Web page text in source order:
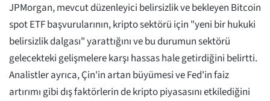
JPMorgan, mevcut düzenleyici belirsizlik ve bekleyen Bitcoin
spot ETF başvurularının, kripto sektörü için "yeni bir hukuki
belirsizlik dalgası" yarattığını ve bu durumun sektörü
gelecekteki gelişmelere karşı hassas hale getirdiğini belirtti.
Analistler ayrıca, Çin'in artan büyümesi ve Fed'in faiz
artırımı gibi dış faktörlerin de kripto piyasasını etkilediğini